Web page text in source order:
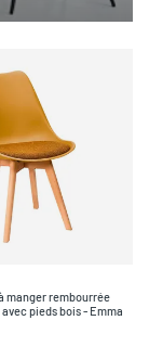
manger rembourrée
pieds bois - Emma